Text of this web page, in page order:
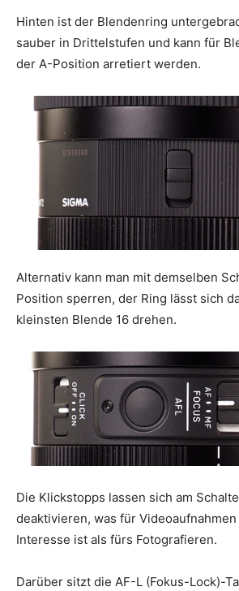
Hinten ist der Blendenring
sauber in Drittelstufen und kann für
der A-Position arretiert werden.
Alternativ kann man mit demselben
Position sperren, der Ring lässt sich
kleinsten Blende 16 drehen.
Die Klickstopps lassen sich am
deaktivieren, was für
Interesse ist als fürs Fotografieren.
Darüber sitzt die AF-L (Fokus-Lock)-